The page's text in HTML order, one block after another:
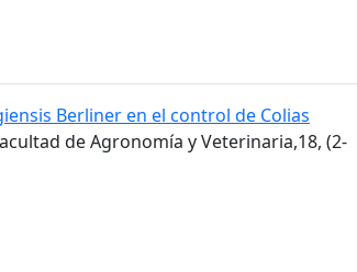
Berliner en el control de Colias
de Agronomía y Veterinaria,18, (2-